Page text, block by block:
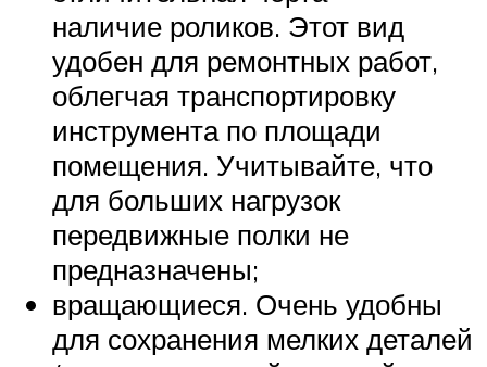
наличие роликов. Этот вид
удобен для ремонтных работ,
облегчая транспортировку
инструмента по площади
помещения. Учитывайте, что
для больших нагрузок
передвижные полки не
предназначены;
вращающиеся. Очень удобны
для сохранения мелких деталей